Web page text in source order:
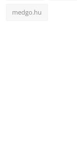
medgo.hu